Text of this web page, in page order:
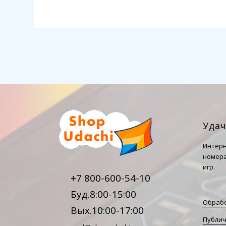
+7 800-600-54-10
Буд.8:00-15:00
Вых.10:00-17:00
игр.